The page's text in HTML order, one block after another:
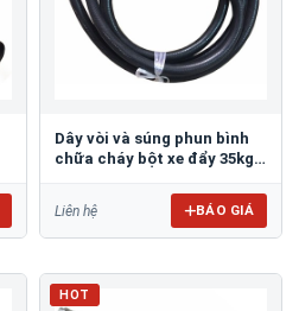
Dây vòi và súng phun bình
chữa cháy bột xe đẩy 35kg
Liên hệ BÁO GIÁ
HOT